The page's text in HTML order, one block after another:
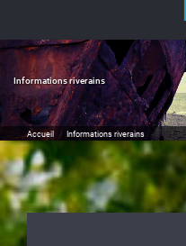
Informations riverains
Accueil / Informations riverains